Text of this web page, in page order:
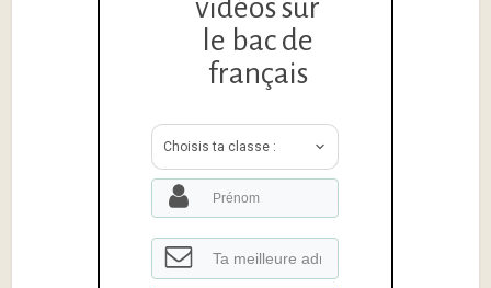
vidéos sur
le bac de
français
Choisis ta classe :